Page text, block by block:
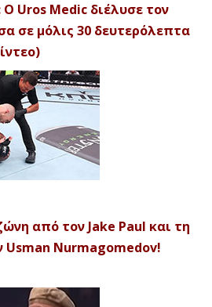
Uros Medic διέλυσε τον
σε μόλις 30 δευτερόλεπτα
από τον Jake Paul και τη
Usman Nurmagomedov!